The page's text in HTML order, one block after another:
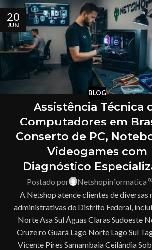
20
JUN
BLOG
Assistência Técnica
Computadores em
Conserto de PC,
Videogames com
Diagnóstico
Postado por Netshopinformatica
A Netshop atende clientes de diversas
administrativas do Distrito Federal,
Norte Asa Sul Águas Claras Sudoeste
Cruzeiro Guará Lago Norte Lago Sul
Vicente Pires Samambaia Ceilândia